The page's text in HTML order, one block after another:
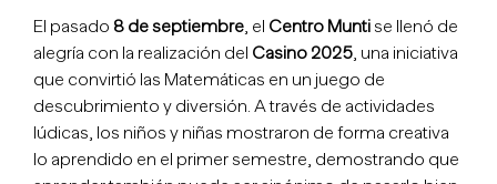
El pasado 8 de septiembre, el Centro Muntise llenó de
alegría con la realización del Casino 2025, una iniciativa
que convirtió las Matemáticas en un juego de
descubrimiento y diversión. A través de actividades
lúdicas, los niños y niñas mostraron de forma creativa
lo aprendido en el primer semestre, demostrando que